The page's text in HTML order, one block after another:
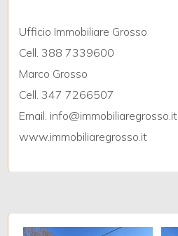
Ufficio Immobiliare Grosso
Cell. 388 7339600
Marco Grosso
Cell. 347 7266507
Email. info@immobiliaregrosso.it
www.immobiliaregrosso.it
Camere
1